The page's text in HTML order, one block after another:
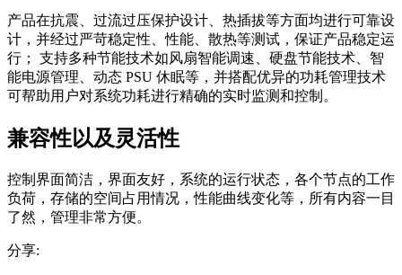
产品在抗震、过流过压保护设计、热插拔等方面均进行可靠设
计，并经过严苛稳定性、性能、散热等测试，保证产品稳定运
行； 支持多种节能技术如风扇智能调速、硬盘节能技术、智
能电源管理、动态 PSU 休眠等，并搭配优异的功耗管理技术
可帮助用户对系统功耗进行精确的实时监测和控制。
兼容性以及灵活性
控制界面简洁，界面友好，系统的运行状态，各个节点的工作
负荷，存储的空间占用情况，性能曲线变化等，所有内容一目
了然，管理非常方便。
分享: